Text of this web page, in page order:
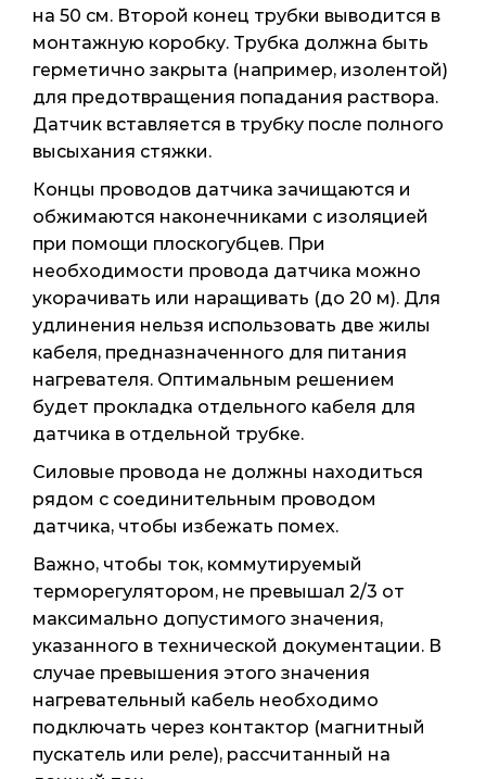
на 50 см. Второй конец трубки выводится в
монтажную коробку. Трубка должна быть
герметично закрыта (например, изолентой)
для предотвращения попадания раствора.
Датчик вставляется в трубку после полного
высыхания стяжки.
Концы проводов датчика зачищаются и
обжимаются наконечниками с изоляцией
при помощи плоскогубцев. При
необходимости провода датчика можно
укорачивать или наращивать (до 20 м). Для
удлинения нельзя использовать две жилы
кабеля, предназначенного для питания
нагревателя. Оптимальным решением
будет прокладка отдельного кабеля для
датчика в отдельной трубке.
Силовые провода не должны находиться
рядом с соединительным проводом
датчика, чтобы избежать помех.
Важно, чтобы ток, коммутируемый
терморегулятором, не превышал 2/3 от
максимально допустимого значения,
указанного в технической документации. В
случае превышения этого значения
нагревательный кабель необходимо
подключать через контактор (магнитный
пускатель или реле), рассчитанный на